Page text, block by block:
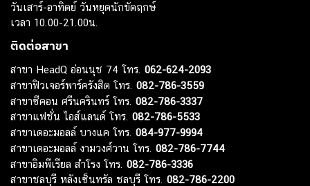
วันเสาร์-อาทิตย์ วันหยุดนักขัตฤกษ์
เวลา 10.00-21.00น.
ติดต่อสาขา
สาขา HeadQ อ่อนนุช 74 โทร. 062-624-2093
สาขาฟิวเจอร์พาร์ครังสิต โทร. 082-786-3559
สาขาซีคอน ศรีนครินทร์ โทร. 082-786-3337
สาขาแฟชั่น ไอส์แลนด์ โทร. 082-786-5533
สาขาเดอะมอลล์ บางแค โทร. 084-977-9994
สาขาเดอะมอลล์ งามวงศ์วาน โทร. 082-786-7744
สาขาอิมพีเรียล สำโรง โทร. 082-786-3336
สาขาชลบุรี หลังเซ็นทรัล ชลบุรี โทร. 082-786-2200